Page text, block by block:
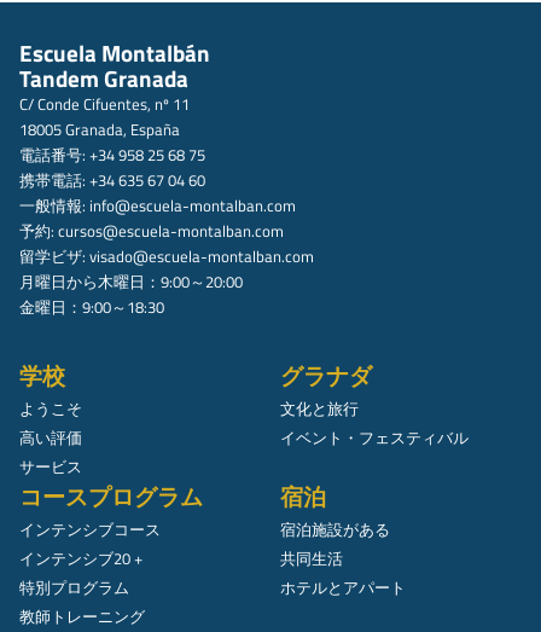
Escuela Montalbán
Tandem Granada
C/ Conde Cifuentes, nº 11
18005 Granada, España
電話番号: +34 958 25 68 75
携帯電話: +34 635 67 04 60
一般情報: info@escuela-montalban.com
予約: cursos@escuela-montalban.com
留学ビザ: visado@escuela-montalban.com
月曜日から木曜日：9:00～20:00
金曜日：9:00～18:30
学校
ようこそ
高い評価
サービス
グラナダ
文化と旅行
イベント・フェスティバル
コースプログラム
インテンシブコース
インテンシブ20 +
特別プログラム
教師トレーニング
宿泊
宿泊施設がある
共同生活
ホテルとアパート